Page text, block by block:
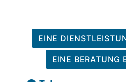
EINE
EINE BERATUNG